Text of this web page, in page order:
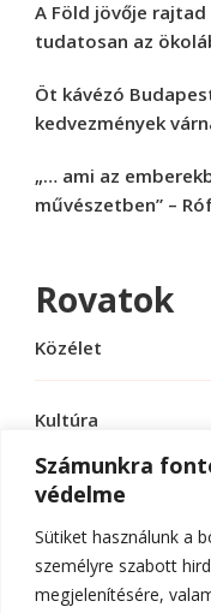
Számunkra
védelme
Sütiket használunk a
személyre szabott
megjelenítésére,
A Föld jövője
tudatosan az
Öt kávézó
kedvezmények
„… ami az
művészetben” –
Rovatok
Közélet
Kultúra
Sport
Tudomány